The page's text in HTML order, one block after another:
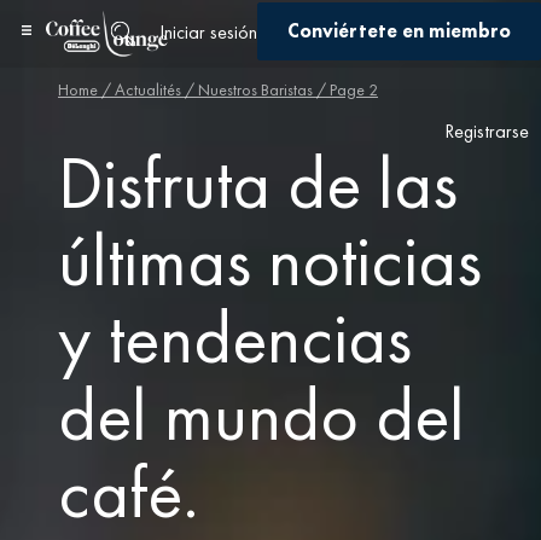
Iniciar sesión Conviértete en miembro
Registrarse
Home / Actualités / Nuestros Baristas / Page 2
Disfruta de las
últimas noticias
y tendencias
del mundo del
café.